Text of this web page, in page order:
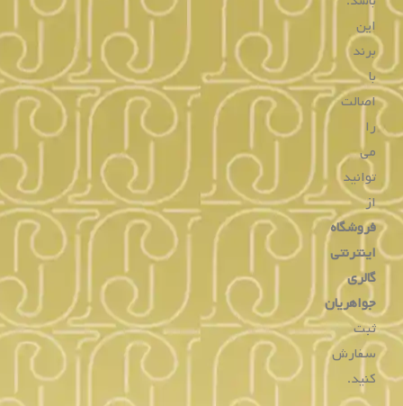
خرید ساعتاز سری های لی کوپر، به راحتی می توانید از وب
سایت ما این محصولات را خریداری نمائید.
بررسی
ویژگی
های
ساعت
لی
کوپر
در
واقع
ساعت‌های
لی
کوپر
مطابق